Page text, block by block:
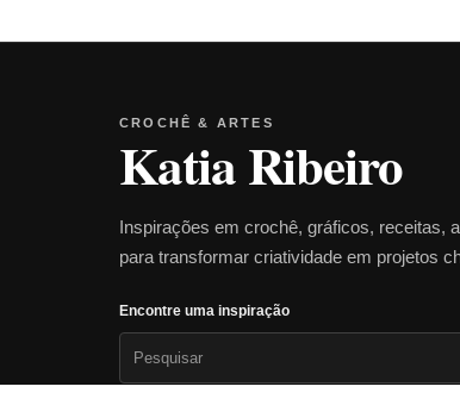
CROCHÊ & ARTES
Katia Ribeiro
Inspirações em crochê, gráficos, receitas,
para transformar criatividade em projetos
Encontre uma inspiração